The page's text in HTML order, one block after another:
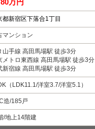
都新宿区下落合1丁目
マンション
山手線 高田馬場駅 徒歩3分
メトロ東西線 高田馬場駅 徒歩3分
新宿線 高田馬場駅 徒歩3分
（LDK11.1/洋室3.7/洋室5.1）
造/185戸
/地上14階建